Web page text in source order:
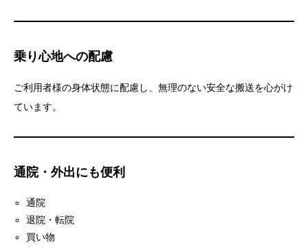
乗り心地への配慮
ご利用者様の身体状態に配慮し、無理のない安全な搬送を心がけ
ています。
通院・外出にも便利
通院
退院・転院
買い物